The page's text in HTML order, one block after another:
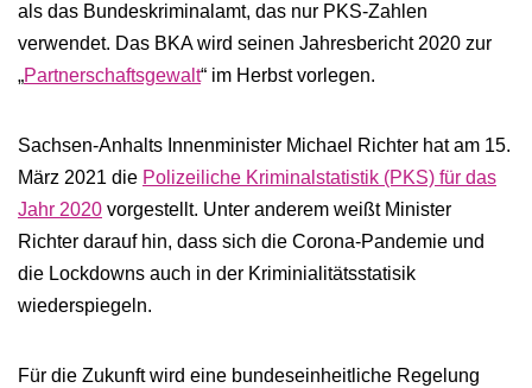
als das Bundeskriminalamt, das nur PKS-Zahlen
verwendet. Das BKA wird seinen Jahresbericht 2020 zur
„Partnerschaftsgewalt“ im Herbst vorlegen.
Sachsen-​Anhalts Innenminister Michael Richter hat am 15.
März 2021 die Polizeiliche Kriminalstatistik (PKS) für das
Jahr 2020 vorgestellt. Unter anderem weißt Minister
Richter darauf hin, dass sich die Corona-Pandemie und
die Lockdowns auch in der Kriminialitätsstatisik
wiederspiegeln.
Für die Zukunft wird eine bundeseinheitliche Regelung